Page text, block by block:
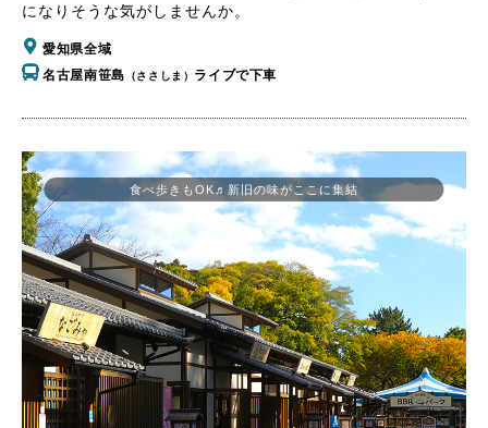
になりそうな気がしませんか。
愛知県全域
名古屋南笹島 （ささしま） ライブで下車
食べ歩きもOK♬新旧の味がここに集結